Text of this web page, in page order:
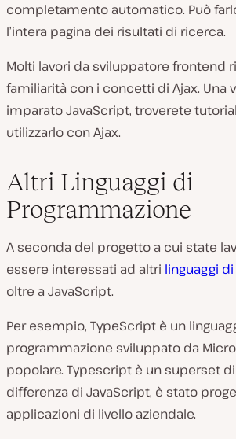
completamento automatico. Può
l’intera pagina dei risultati di ricerca.
Molti lavori da sviluppatore frontend
familiarità con i concetti di Ajax. Una
imparato JavaScript, troverete
utilizzarlo con Ajax.
Altri Linguaggi di
Programmazione
A seconda del progetto a cui state
essere interessati ad altri linguaggi
oltre a JavaScript.
Per esempio, TypeScript è un
programmazione sviluppato da
popolare. Typescript è un superset di
differenza di JavaScript, è stato
applicazioni di livello aziendale.